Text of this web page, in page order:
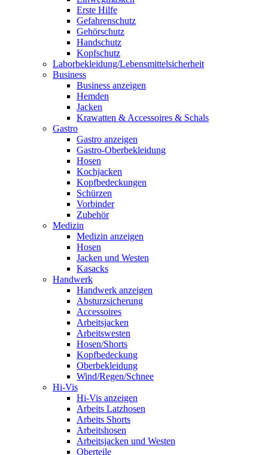
Erste Hilfe
Gefahrenschutz
Gehörschutz
Handschutz
Kopfschutz
Laborbekleidung/Lebensmittelsicherheit
Business
Business anzeigen
Hemden
Jacken
Krawatten & Accessoires & Schals
Gastro
Gastro anzeigen
Gastro-Oberbekleidung
Hosen
Kochjacken
Kopfbedeckungen
Schürzen
Vorbinder
Zubehör
Medizin
Medizin anzeigen
Hosen
Jacken und Westen
Kasacks
Handwerk
Handwerk anzeigen
Absturzsicherung
Accessoires
Arbeitsjacken
Arbeitswesten
Hosen/Shorts
Kopfbedeckung
Oberbekleidung
Wind/Regen/Schnee
Hi-Vis
Hi-Vis anzeigen
Arbeits Latzhosen
Arbeits Shorts
Arbeitshosen
Arbeitsjacken und Westen
Oberteile